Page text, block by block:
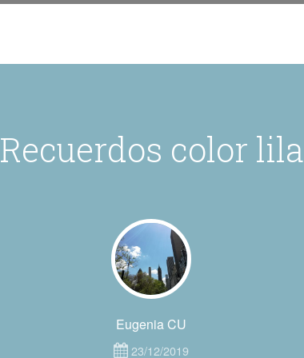
Recuerdos color lila
Eugenia CU
23/12/2019